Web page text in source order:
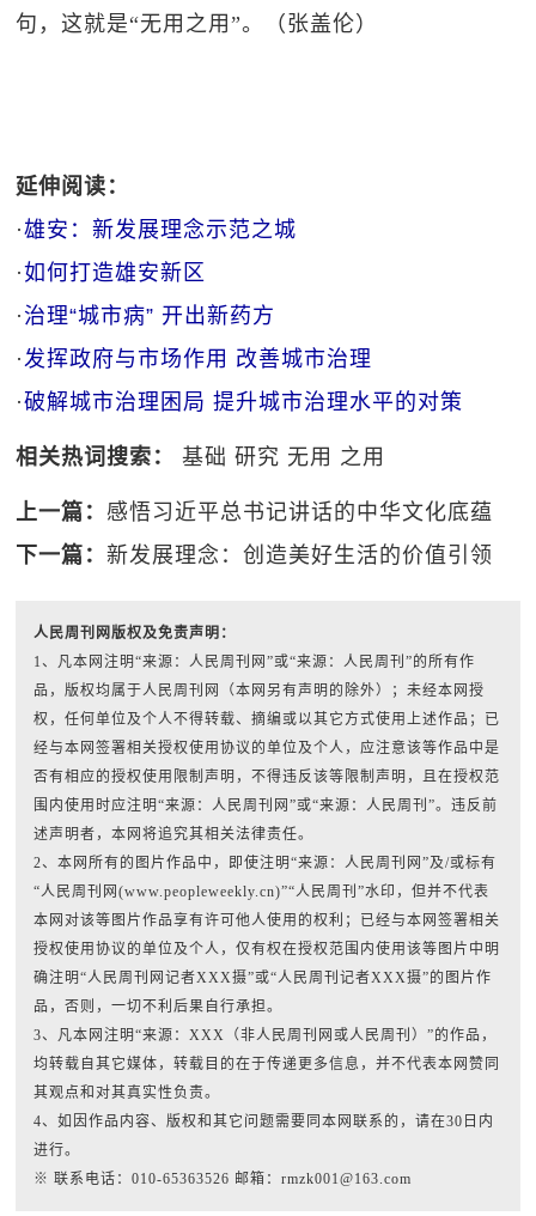
句，这就是“无用之用”。（张盖伦）
延伸阅读：
·雄安：新发展理念示范之城
·如何打造雄安新区
· 治理“城市病” 开出新药方
·发挥政府与市场作用 改善城市治理
·破解城市治理困局 提升城市治理水平的对策
相关热词搜索： 基础 研究 无用 之用
上一篇： 感悟习近平总书记讲话的中华文化底蕴
下一篇：新发展理念：创造美好生活的价值引领
人民周刊网版权及免责声明：
1、凡本网注明“来源：人民周刊网”或“来源：人民周刊”的所有作
品，版权均属于人民周刊网（本网另有声明的除外）；未经本网授
权，任何单位及个人不得转载、摘编或以其它方式使用上述作品；已
经与本网签署相关授权使用协议的单位及个人，应注意该等作品中是
否有相应的授权使用限制声明，不得违反该等限制声明，且在授权范
围内使用时应注明“来源：人民周刊网”或“来源：人民周刊”。违反前
述声明者，本网将追究其相关法律责任。
2、本网所有的图片作品中，即使注明“来源：人民周刊网”及/或标有
“人民周刊网(www.peopleweekly.cn)”“人民周刊”水印，但并不代表
本网对该等图片作品享有许可他人使用的权利；已经与本网签署相关
授权使用协议的单位及个人，仅有权在授权范围内使用该等图片中明
确注明“人民周刊网记者XXX摄”或“人民周刊记者XXX摄”的图片作
品，否则，一切不利后果自行承担。
3、凡本网注明“来源：XXX（非人民周刊网或人民周刊）”的作品，
均转载自其它媒体，转载目的在于传递更多信息，并不代表本网赞同
其观点和对其真实性负责。
4、如因作品内容、版权和其它问题需要同本网联系的，请在30日内
进行。
※ 联系电话：010-65363526 邮箱：rmzk001@163.com